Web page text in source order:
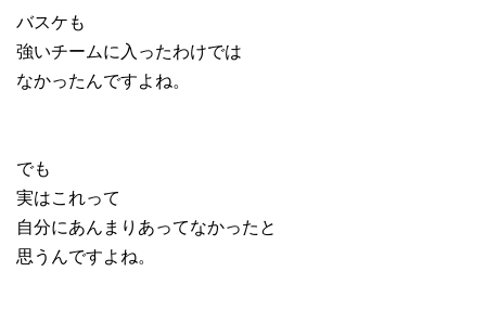
バスケも
強いチームに入ったわけでは
なかったんですよね。
でも
実はこれって
自分にあんまりあってなかったと
思うんですよね。